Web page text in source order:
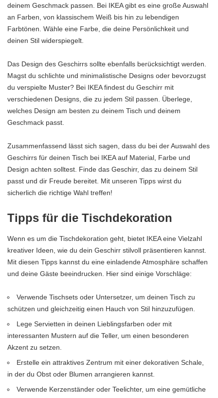
deinem Geschmack passen. Bei IKEA gibt es eine große Auswahl
an Farben, von klassischem Weiß bis hin zu lebendigen
Farbtönen. Wähle eine Farbe, die deine Persönlichkeit und
deinen Stil widerspiegelt.
Das Design des Geschirrs sollte ebenfalls berücksichtigt werden.
Magst du schlichte und minimalistische Designs oder bevorzugst
du verspielte Muster? Bei IKEA findest du Geschirr mit
verschiedenen Designs, die zu jedem Stil passen. Überlege,
welches Design am besten zu deinem Tisch und deinem
Geschmack passt.
Zusammenfassend lässt sich sagen, dass du bei der Auswahl des
Geschirrs für deinen Tisch bei IKEA auf Material, Farbe und
Design achten solltest. Finde das Geschirr, das zu deinem Stil
passt und dir Freude bereitet. Mit unseren Tipps wirst du
sicherlich die richtige Wahl treffen!
Tipps für die Tischdekoration
Wenn es um die Tischdekoration geht, bietet IKEA eine Vielzahl
kreativer Ideen, wie du dein Geschirr stilvoll präsentieren kannst.
Mit diesen Tipps kannst du eine einladende Atmosphäre schaffen
und deine Gäste beeindrucken. Hier sind einige Vorschläge:
Verwende Tischsets oder Untersetzer, um deinen Tisch zu
schützen und gleichzeitig einen Hauch von Stil hinzuzufügen.
Lege Servietten in deinen Lieblingsfarben oder mit
interessanten Mustern auf die Teller, um einen besonderen
Akzent zu setzen.
Erstelle ein attraktives Zentrum mit einer dekorativen Schale,
in der du Obst oder Blumen arrangieren kannst.
Verwende Kerzenständer oder Teelichter, um eine gemütliche